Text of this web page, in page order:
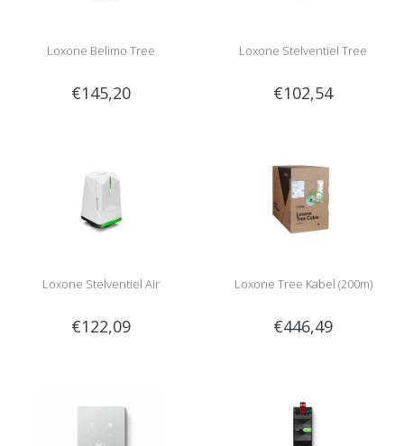
Loxone Belimo Tree
€145,20
Loxone Stelventiel Tree
€102,54
Loxone Stelventiel Air
€122,09
Loxone Tree Kabel (200m)
€446,49